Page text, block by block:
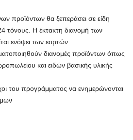
προϊόντων θα ξεπεράσει σε είδη
τόνους. Η έκτακτη διανομή των
ενόψει των εορτών.
διανομές προϊόντων όπως
και ειδών βασικής υλικής
του προγράμματος να ενημερώνονται